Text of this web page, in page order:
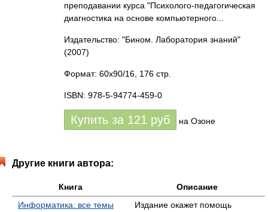
преподавании курса "Психолого-педагогическая
диагностика на основе компьютерного...
Издательство: "Бином. Лаборатория знаний"
(2007)
Формат: 60x90/16, 176 стр.
ISBN: 978-5-94774-459-0
Купить за 121 руб на Озоне
Другие книги автора:
Книга
Описание
Информатика: все темы
Издание окажет помощь